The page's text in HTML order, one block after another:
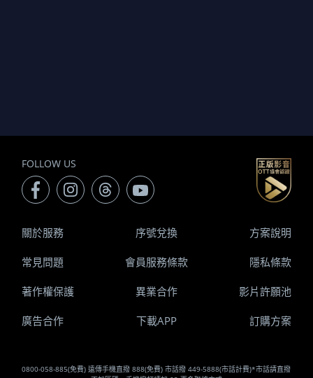
FOLLOW US
0800-058-885(免費) 遠傳手機直撥 888(免費) 市話撥 449-5888(市話計費)*市話請直撥
關於服務 序號兌換 方案說明
常見問題 會員服務條款 隱私條款
著作權保護 異業合作 影片許願池
廣告合作 下載APP 訂購方案